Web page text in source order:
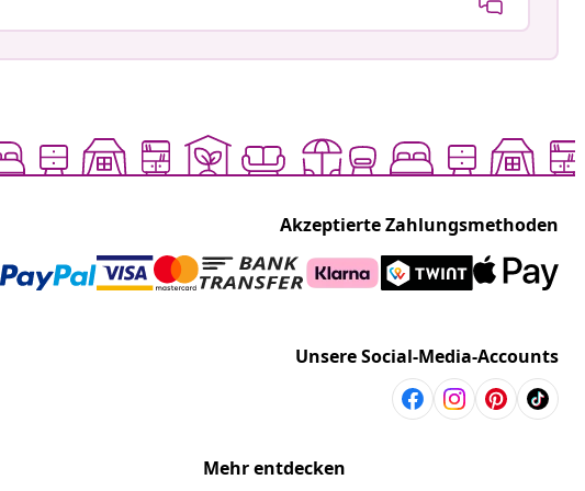
Akzeptierte Zahlungsmethoden
Unsere Social-Media-Accounts
Mehr entdecken